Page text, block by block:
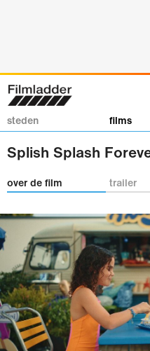
steden films
Splish Splash
over de film trailer